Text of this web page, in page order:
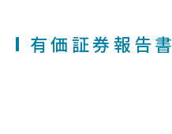
有価証券報告書